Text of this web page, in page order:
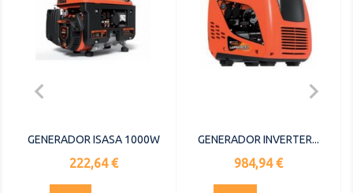

GENERADOR ISASA 1000W
Precio
222,64 €
GENERADOR INVERTER...
Precio
984,94 €
